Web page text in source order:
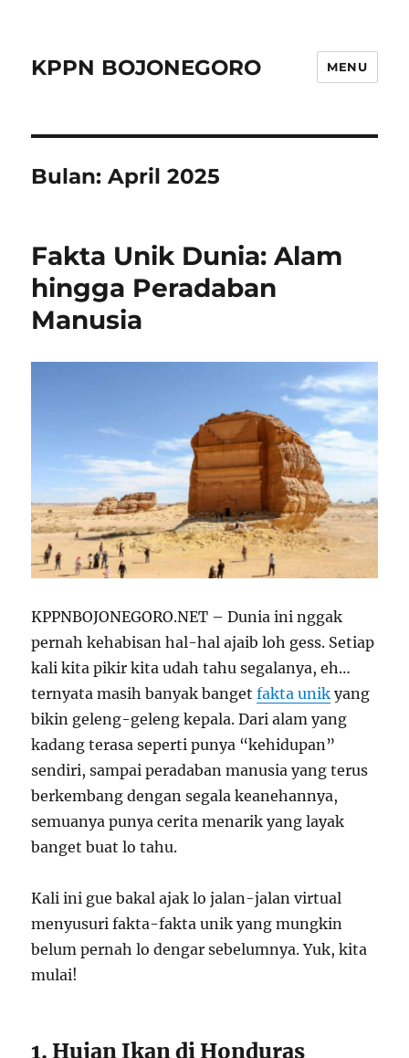
KPPN BOJONEGORO MENU
Bulan:April 2025
Fakta Unik Dunia: Alam
hingga Peradaban
Manusia
KPPNBOJONEGORO.NET – Dunia ini nggak
pernah kehabisan hal-hal ajaib loh gess. Setiap
kali kita pikir kita udah tahu segalanya, eh…
ternyata masih banyak bangetfakta unik yang
bikin geleng-geleng kepala. Dari alam yang
kadang terasa seperti punya “kehidupan”
sendiri, sampai peradaban manusia yang terus
berkembang dengan segala keanehannya,
semuanya punya cerita menarik yang layak
banget buat lo tahu.
Kali ini gue bakal ajak lo jalan-jalan virtual
menyusuri fakta-fakta unik yang mungkin
belum pernah lo dengar sebelumnya. Yuk, kita
mulai!
1. Hujan Ikan di Honduras